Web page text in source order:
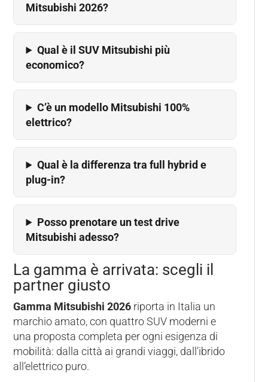
Mitsubishi 2026?
Qual è il SUV Mitsubishi più
economico?
C’è un modello Mitsubishi 100%
elettrico?
Qual è la differenza tra full hybrid e
plug-in?
Posso prenotare un test drive
Mitsubishi adesso?
La gamma è arrivata: scegli il
partner giusto
Gamma Mitsubishi 2026 riporta in Italia un
marchio amato, con quattro SUV moderni e
una proposta completa per ogni esigenza di
mobilità: dalla città ai grandi viaggi, dall’ibrido
all’elettrico puro.